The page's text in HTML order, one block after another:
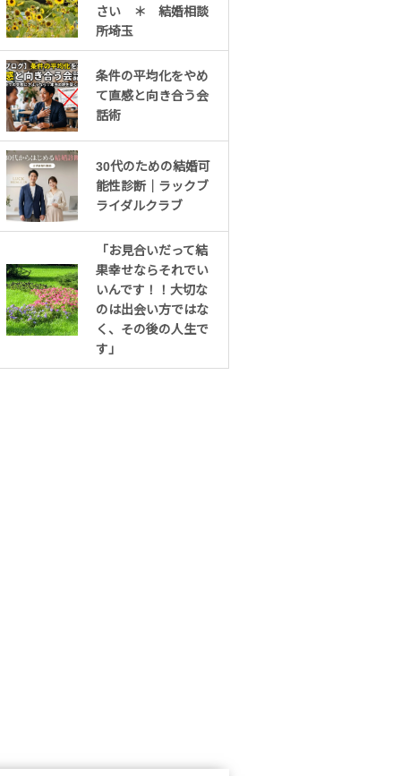
さい ＊ 結婚相談
所埼玉
条件の平均化をやめ
て直感と向き合う会
話術
30代のための結婚可
能性診断｜ラックブ
ライダルクラブ
「お見合いだって結
果幸せならそれでい
いんです！！大切な
のは出会い方ではな
く、その後の人生で
す」